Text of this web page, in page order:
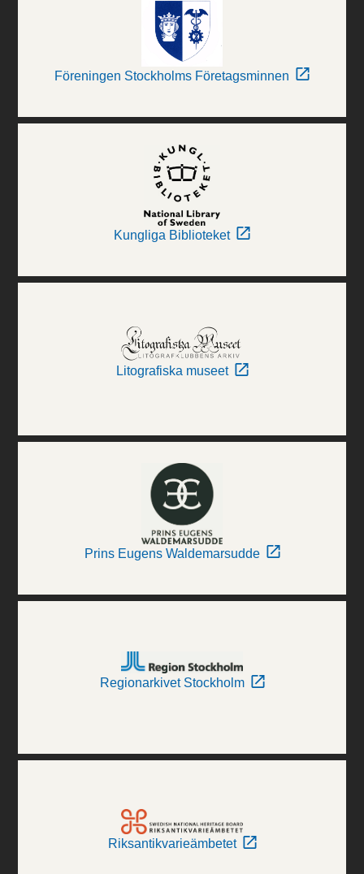
Föreningen Stockholms Företagsminnen
Kungliga Biblioteket
Litografiska museet
Prins Eugens Waldemarsudde
Regionarkivet Stockholm
Riksantikvarieämbetet